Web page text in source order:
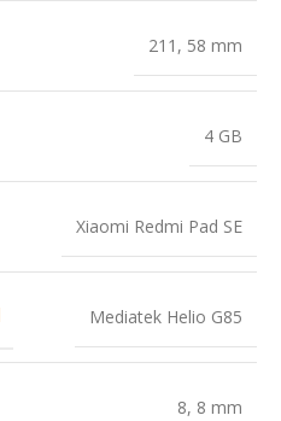
211 , 58 mm
4 GB
Xiaomi Redmi Pad SE
Mediatek Helio G85
8, 8 mm